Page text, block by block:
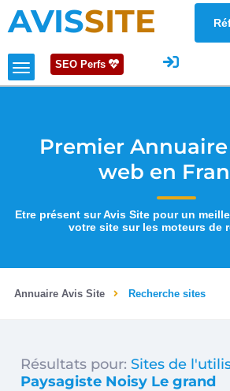
AVISSITE
SEO Perfs
Premier
web en
Etre présent sur Avis Site pour un
votre site sur les moteurs de
Annuaire Avis Site Recherche sites
Résultats pour: Sites de
Paysagiste Noisy Le grand